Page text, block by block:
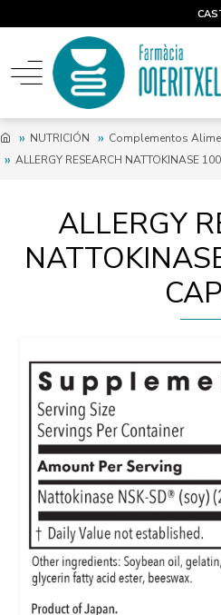
NUTRICIÓN
Complementos
ALLERGY RESEARCH NATTOKINASE
ALLERGY